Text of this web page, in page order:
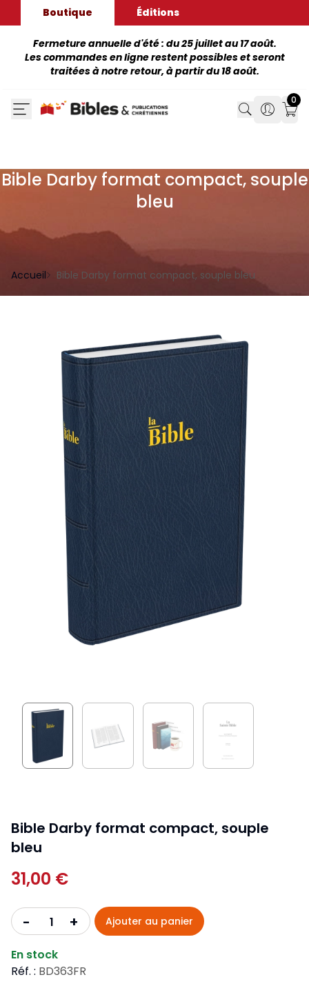
Boutique Éditions
Fermeture annuelle d'été : du 25 juillet au 17 août.
Les commandes en ligne restent possibles et seront
traitées à notre retour, à partir du 18 août.
Search
Search
0
Bible Darby format compact, souple
bleu
Accueil Bible Darby format compact, souple bleu
Bible Darby format compact, souple
bleu
31,00 €
- + Ajouter au panier
En stock
Réf. : BD363FR